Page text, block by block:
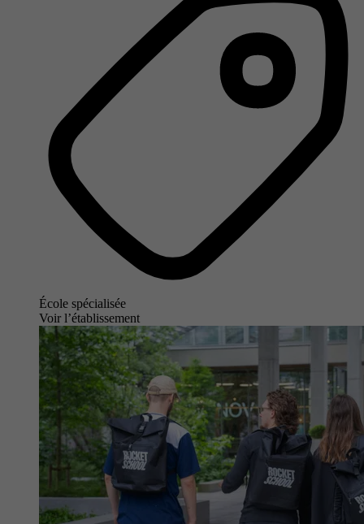
École spécialisée
Voir l’établissement